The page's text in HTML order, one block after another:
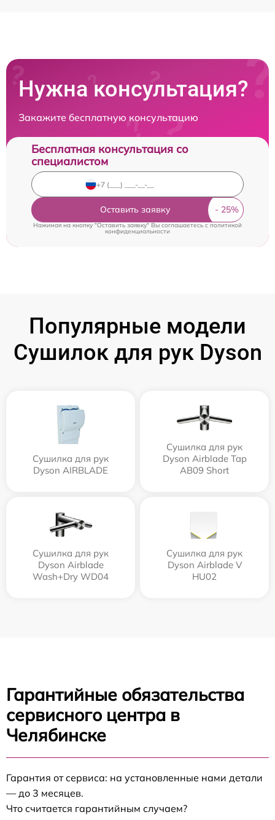
Нужна консультация?
Закажите бесплатную консультацию
Бесплатная консультация со
специалистом
Оставить заявку
Нажимая на кнопку "Оставить заявку" Вы соглашаетесь cполитикой
конфиденциальности
Популярные модели
Сушилок для рук Dyson
Сушилка для рук
Dyson AIRBLADE
Сушилка для рук
Dyson Airblade Tap
AB09 Short
Сушилка для рук
Dyson Airblade
Wash+Dry WD04
Сушилка для рук
Dyson Airblade V
HU02
Гарантийные обязательства
сервисного центра в
Челябинске
Гарантия от сервиса: на установленные нами детали
— до 3 месяцев.
Что считается гарантийным случаем?